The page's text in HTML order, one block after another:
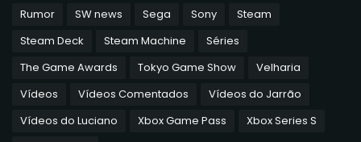
Rumor
SW news Sega Sony
Steam
Steam Deck
Steam Machine
Séries
The Game Awards
Tokyo Game Show
Velharia
Vídeos
Vídeos Comentados
Vídeos do Jarrão
Vídeos do Luciano
Xbox Game Pass
Xbox Series S